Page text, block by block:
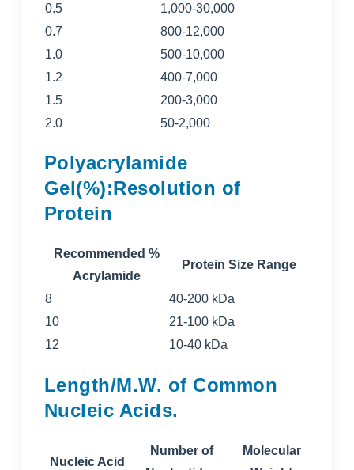
0.5
1,000-30,000
0.7
800-12,000
1.0
500-10,000
1.2
400-7,000
1.5
200-3,000
2.0
50-2,000
Polyacrylamide
Gel(%):Resolution of
Protein
Recommended %
Acrylamide
Protein Size Range
8
40-200 kDa
10
21-100 kDa
12
10-40 kDa
Length/M.W. of Common
Nucleic Acids.
Nucleic Acid
Number of
Molecular